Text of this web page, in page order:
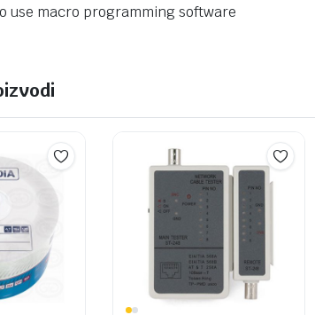
use macro programming software